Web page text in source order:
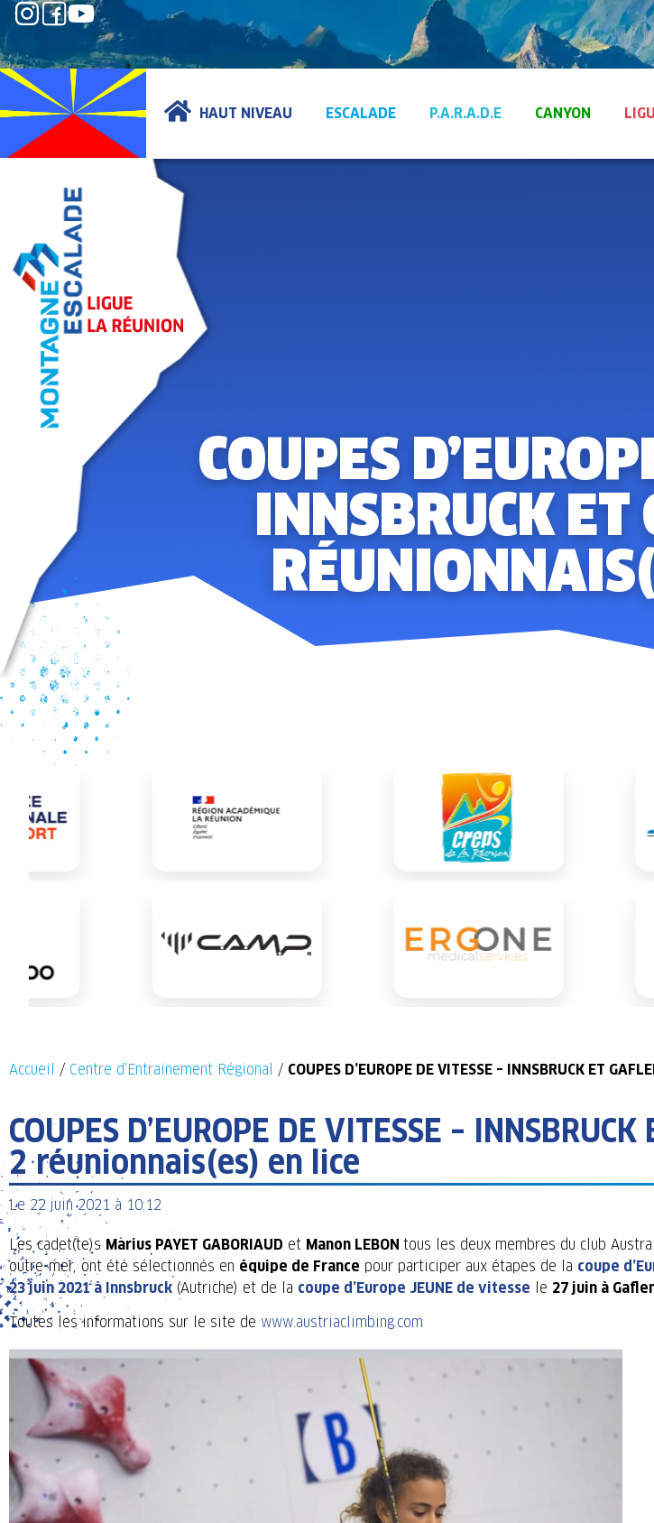
HAUT NIVEAU ESCALADE P.A.R.A.D.E CANYON
COUPES
INNSBRUCK ET
Accueil / Centre d’Entrainement Régional / COUPES D’EUROPE DE VITESSE – INNSBRUCK ET
COUPES D’EUROPE DE VITESSE – INNSBRUCK
2 réunionnais(es) en lice
Le 22 juin 2021 à 10:12
Les cadet(te)s Marius PAYET GABORIAUD et Manon LEBON tous les deux membres du club
outre-mer, ont été sélectionnés en équipe de France pour participer aux étapes de la coupe
23 juin 2021 à Innsbruck (Autriche) et de la coupe d’Europe JEUNE de vitesse le 27 juin à
Toutes les informations sur le site de www.austriaclimbing.com